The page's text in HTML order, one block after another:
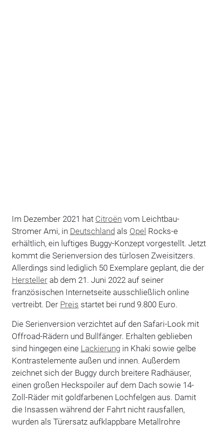
Im Dezember 2021 hat Citroën vom Leichtbau-
Stromer Ami, in Deutschland als Opel Rocks-e
erhältlich, ein luftiges Buggy-Konzept vorgestellt. Jetzt
kommt die Serienversion des türlosen Zweisitzers.
Allerdings sind lediglich 50 Exemplare geplant, die der
Herstellerab dem 21. Juni 2022 auf seiner
französischen Internetseite ausschließlich online
vertreibt. Der Preis startet bei rund 9.800 Euro.
Die Serienversion verzichtet auf den Safari-Look mit
Offroad-Rädern und Bullfänger. Erhalten geblieben
sind hingegen eine Lackierungin Khaki sowie gelbe
Kontrastelemente außen und innen. Außerdem
zeichnet sich der Buggy durch breitere Radhäuser,
einen großen Heckspoiler auf dem Dach sowie 14-
Zoll-Räder mit goldfarbenen Lochfelgen aus. Damit
die Insassen während der Fahrt nicht rausfallen,
wurden als Türersatz aufklappbare Metallrohre